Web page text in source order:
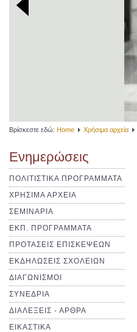
Βρίσκεστε εδώ: Home Χρήσιμα αρχεία
Ενημερώσεις
ΠΟΛΙΤΙΣΤΙΚΑ ΠΡΟΓΡΑΜΜΑΤΑ
ΧΡΗΣΙΜΑ ΑΡΧΕΙΑ
ΣΕΜΙΝΑΡΙΑ
ΕΚΠ. ΠΡΟΓΡΑΜΜΑΤΑ
ΠΡΟΤΑΣΕΙΣ ΕΠΙΣΚΕΨΕΩΝ
ΕΚΔΗΛΩΣΕΙΣ ΣΧΟΛΕΙΩΝ
ΔΙΑΓΩΝΙΣΜΟΙ
ΣΥΝΕΔΡΙΑ
ΔΙΑΛΕΞΕΙΣ - ΑΡΘΡΑ
ΕΙΚΑΣΤΙΚΑ